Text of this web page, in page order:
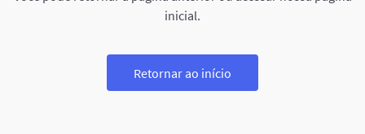
inicial.
Retornar ao início